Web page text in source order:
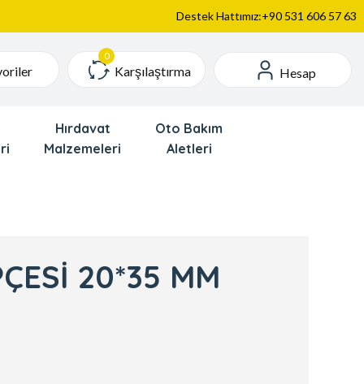
Destek Hattımız:+90 531 606 57 63
Karşılaştırma Hesap
Hırdavat
Malzemeleri
Oto Bakım
Aletleri
20*35 MM